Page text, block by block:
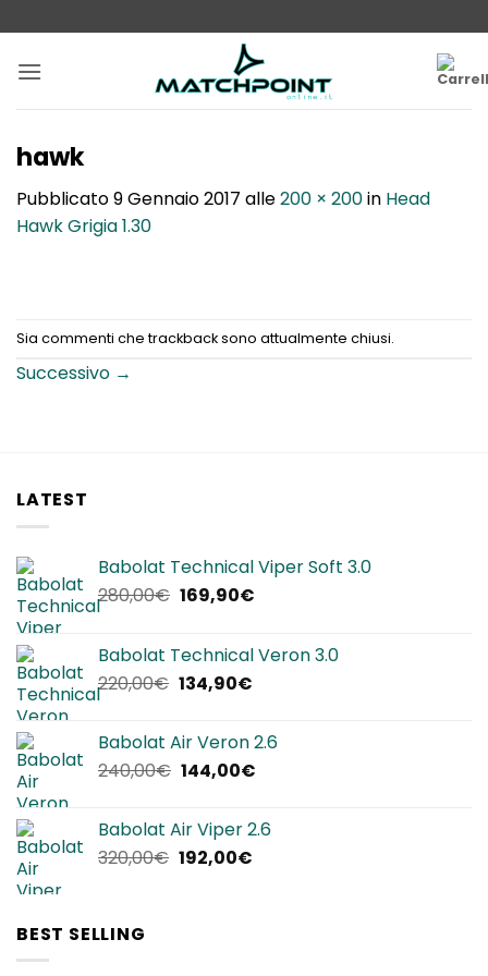
ai
contenuti
hawk
Pubblicato9 Gennaio 2017 alle200 × 200in Head
Hawk Grigia 1.30
Sia commenti che trackback sono attualmente chiusi.
Successivo →
LATEST
Babolat Technical Viper Soft 3.0
280,00€ Il
era:
280,00€.
169,90€Il
è:
Babolat Technical Veron 3.0
220,00€ Il
era:
220,00€.
134,90€Il
è:
134,90€.
Babolat Air Veron 2.6
240,00€ Il
era:
240,00€.
144,00€Il
è:
Babolat Air Viper 2.6
320,00€ Il
192,00€Il
BEST SELLING